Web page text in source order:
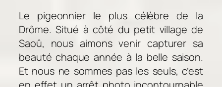
a
g
e
d
e
p
Le pigeonnier le plus célèbre de la
Drôme. Situé à côté du petit village de
Saoû, nous aimons venir capturer sa
beauté chaque année à la belle saison.
Et nous ne sommes pas les seuls, c’est